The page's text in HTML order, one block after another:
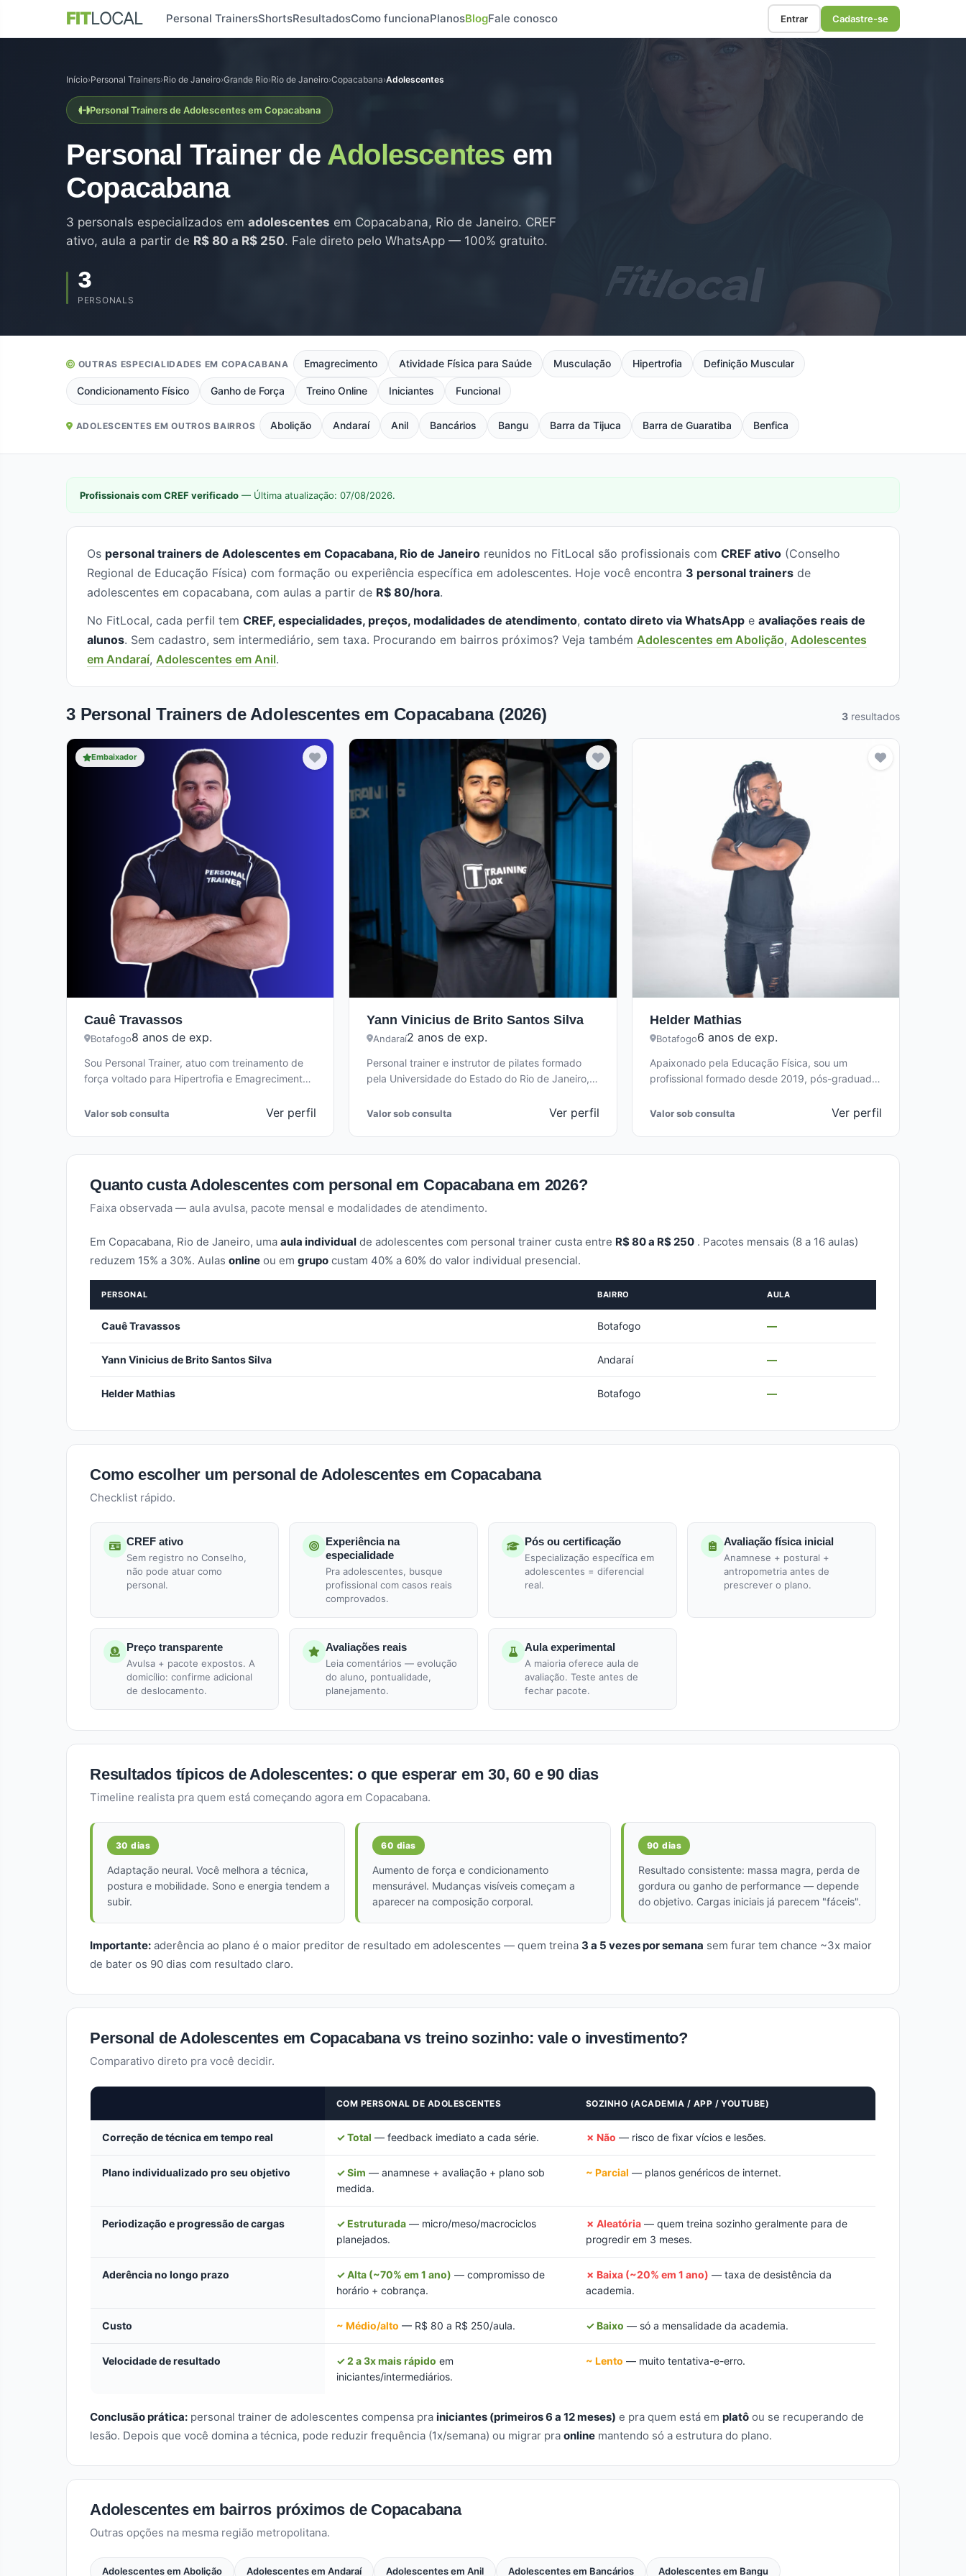
FITLOCAL Personal TrainersShortsResultadosComo funcionaPlanosBlogFale conosco Entrar Cadastre-se
Início›Personal Trainers›Rio de Janeiro›Grande Rio›Rio de Janeiro›Copacabana›Adolescentes
Personal Trainers de Adolescentes em Copacabana
Personal Trainer de Adolescentes em
Copacabana
3 personals especializados em adolescentes em Copacabana, Rio de Janeiro. CREF
ativo, aula a partir de R$ 80 a R$ 250. Fale direto pelo WhatsApp — 100% gratuito.
3
PERSONALS
OUTRAS ESPECIALIDADES EM COPACABANA Emagrecimento Atividade Física para Saúde Musculação Hipertrofia Definição Muscular
Condicionamento Físico Ganho de Força Treino Online Iniciantes Funcional
ADOLESCENTES EM OUTROS BAIRROS Abolição Andaraí Anil Bancários Bangu Barra da Tijuca Barra de Guaratiba Benfica
Profissionais com CREF verificado — Última atualização: 07/08/2026.
Os personal trainers de Adolescentes em Copacabana, Rio de Janeiro reunidos no FitLocal são profissionais com CREF ativo (Conselho
Regional de Educação Física) com formação ou experiência específica em adolescentes. Hoje você encontra 3 personal trainers de
adolescentes em copacabana, com aulas a partir de R$ 80/hora.
No FitLocal, cada perfil tem CREF, especialidades, preços, modalidades de atendimento, contato direto via WhatsApp e avaliações reais de
alunos. Sem cadastro, sem intermediário, sem taxa. Procurando em bairros próximos? Veja também Adolescentes em Abolição, Adolescentes
em Andaraí, Adolescentes em Anil.
3 Personal Trainers de Adolescentes em Copacabana (2026) 3 resultados
Embaixador
Cauê Travassos
Botafogo8 anos de exp.
Sou Personal Trainer, atuo com treinamento de
força voltado para Hipertrofia e Emagrecimento
Valor sob consulta Ver perfil
Yann Vinicius de Brito Santos Silva
Andaraí2 anos de exp.
Personal trainer e instrutor de pilates formado
pela Universidade do Estado do Rio de Janeiro,
Valor sob consulta Ver perfil
Helder Mathias
Botafogo6 anos de exp.
Apaixonado pela Educação Física, sou um
profissional formado desde 2019, pós-graduado
técnicas posturais. Como…
Valor sob consulta Ver perfil
Quanto custa Adolescentes com personal em Copacabana em 2026?
Faixa observada — aula avulsa, pacote mensal e modalidades de atendimento.
Em Copacabana, Rio de Janeiro, uma aula individual de adolescentes com personal trainer custa entre R$ 80 a R$ 250 . Pacotes mensais (8 a 16 aulas)
reduzem 15% a 30%. Aulas online ou em grupo custam 40% a 60% do valor individual presencial.
PERSONAL BAIRRO AULA
Cauê Travassos Botafogo —
Yann Vinicius de Brito Santos Silva Andaraí —
Helder Mathias Botafogo —
Como escolher um personal de Adolescentes em Copacabana
Checklist rápido.
CREF ativo
Sem registro no Conselho,
não pode atuar como
personal.
Experiência na
especialidade
Pra adolescentes, busque
profissional com casos reais
comprovados.
Pós ou certificação
Especialização específica em
adolescentes = diferencial
real.
Avaliação física inicial
Anamnese + postural +
antropometria antes de
prescrever o plano.
Preço transparente
Avulsa + pacote expostos. A
domicílio: confirme adicional
de deslocamento.
Avaliações reais
Leia comentários — evolução
do aluno, pontualidade,
planejamento.
Aula experimental
A maioria oferece aula de
avaliação. Teste antes de
fechar pacote.
Resultados típicos de Adolescentes: o que esperar em 30, 60 e 90 dias
Timeline realista pra quem está começando agora em Copacabana.
30 dias
Adaptação neural. Você melhora a técnica,
postura e mobilidade. Sono e energia tendem a
subir.
60 dias
Aumento de força e condicionamento
mensurável. Mudanças visíveis começam a
aparecer na composição corporal.
90 dias
Resultado consistente: massa magra, perda de
gordura ou ganho de performance — depende
do objetivo. Cargas iniciais já parecem "fáceis".
Importante: aderência ao plano é o maior preditor de resultado em adolescentes — quem treina 3 a 5 vezes por semana sem furar tem chance ~3x maior
de bater os 90 dias com resultado claro.
Personal de Adolescentes em Copacabana vs treino sozinho: vale o investimento?
Comparativo direto pra você decidir.
COM PERSONAL DE ADOLESCENTES SOZINHO (ACADEMIA / APP / YOUTUBE)
Correção de técnica em tempo real ✓ Total — feedback imediato a cada série. ✗ Não — risco de fixar vícios e lesões.
Plano individualizado pro seu objetivo ✓ Sim — anamnese + avaliação + plano sob
medida.
~ Parcial — planos genéricos de internet.
Periodização e progressão de cargas ✓ Estruturada — micro/meso/macrociclos
planejados.
✗ Aleatória — quem treina sozinho geralmente para de
progredir em 3 meses.
Aderência no longo prazo ✓ Alta (~70% em 1 ano) — compromisso de
horário + cobrança.
✗ Baixa (~20% em 1 ano) — taxa de desistência da
academia.
Custo ~ Médio/alto — R$ 80 a R$ 250/aula. ✓ Baixo — só a mensalidade da academia.
Velocidade de resultado ✓ 2 a 3x mais rápido em
iniciantes/intermediários.
~ Lento — muito tentativa-e-erro.
Conclusão prática: personal trainer de adolescentes compensa pra iniciantes (primeiros 6 a 12 meses) e pra quem está em platô ou se recuperando de
lesão. Depois que você domina a técnica, pode reduzir frequência (1x/semana) ou migrar pra online mantendo só a estrutura do plano.
Adolescentes em bairros próximos de Copacabana
Outras opções na mesma região metropolitana.
Adolescentes em Abolição Adolescentes em Andaraí Adolescentes em Anil Adolescentes em Bancários Adolescentes em Bangu